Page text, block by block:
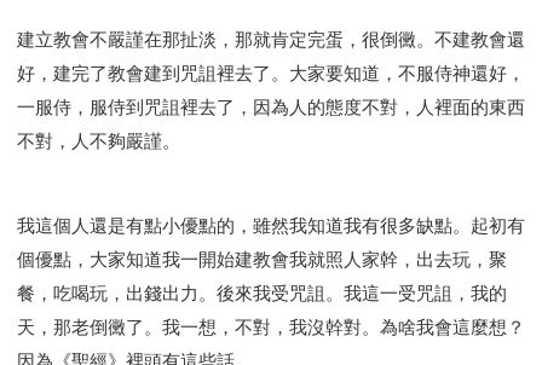
建立教會不嚴謹在那扯淡，那就肯定完蛋，很倒黴。不建教會還
好，建完了教會建到咒詛裡去了。大家要知道，不服侍神還好，
一服侍，服侍到咒詛裡去了，因為人的態度不對，人裡面的東西
不對，人不夠嚴謹。
我這個人還是有點小優點的，雖然我知道我有很多缺點。起初有
個優點，大家知道我一開始建教會我就照人家幹，出去玩，聚
餐，吃喝玩，出錢出力。後來我受咒詛。我這一受咒詛，我的
天，那老倒黴了。我一想，不對，我沒幹對。為啥我會這麼想？